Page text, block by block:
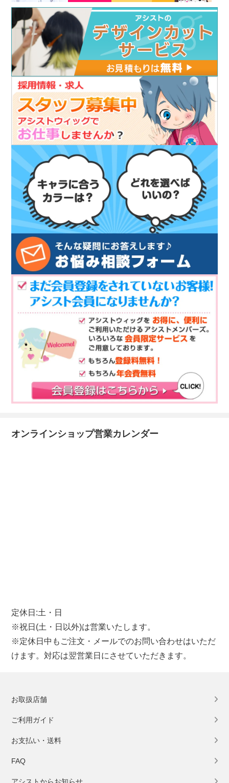
オンラインショップ営業カレンダー
定休日:土・日
※祝日(土・日以外)は営業いたします。
※定休日中もご注文・メールでのお問い合わせはいただ
けます。対応は翌営業日にさせていただきます。
お取扱店舗
ご利用ガイド
お支払い・送料
FAQ